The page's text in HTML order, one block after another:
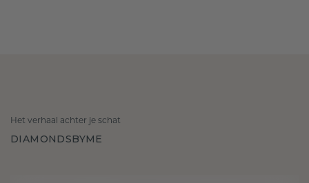
Het verhaal achter je schat
DIAMONDSBYME